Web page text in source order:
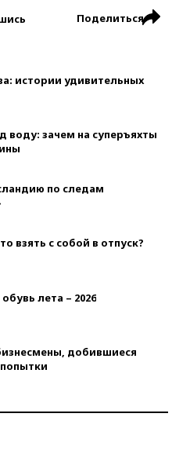
Поделиться
истории удивительных
воду: зачем на суперъяхты
по следам
взять с собой в отпуск?
лета – 2026
добившиеся